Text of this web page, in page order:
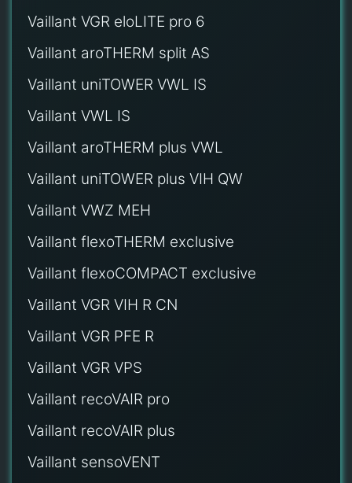
Vaillant VGR eloLITE pro 6
Vaillant aroTHERM split AS
Vaillant uniTOWER VWL IS
Vaillant VWL IS
Vaillant aroTHERM plus VWL
Vaillant uniTOWER plus VIH QW
Vaillant VWZ MEH
Vaillant flexoTHERM exclusive
Vaillant flexoCOMPACT exclusive
Vaillant VGR VIH R CN
Vaillant VGR PFE R
Vaillant VGR VPS
Vaillant recoVAIR pro
Vaillant recoVAIR plus
Vaillant sensoVENT